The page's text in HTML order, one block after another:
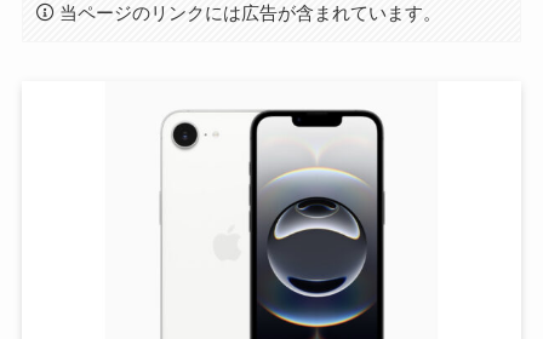
当ページのリンクには広告が含まれています。